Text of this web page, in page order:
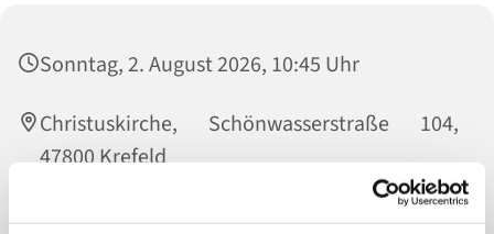
Sonntag, 2. August 2026, 10:45 Uhr
Christuskirche, Schönwasserstraße 104,
47800 Krefeld
Büchereiteam